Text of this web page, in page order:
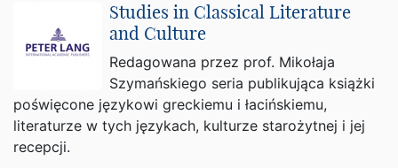
Studies in Classical Literature
and Culture
Redagowana przez prof. Mikołaja
Szymańskiego seria publikująca książki
poświęcone językowi greckiemu i łacińskiemu,
literaturze w tych językach, kulturze starożytnej i jej
recepcji.